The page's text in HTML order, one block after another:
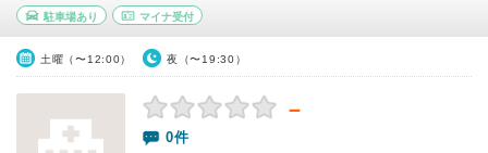
駐車場あり マイナ受付
土曜（〜12:00） 夜（〜19:30）
－
0件